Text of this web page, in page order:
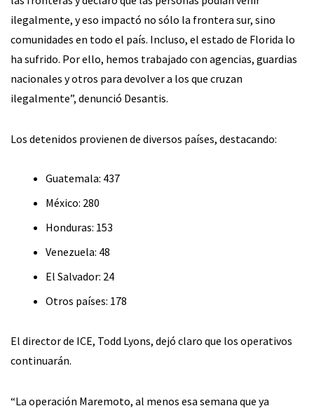
ilegalmente, y eso impactó no sólo la frontera sur, sino
comunidades en todo el país. Incluso, el estado de Florida lo
ha sufrido. Por ello, hemos trabajado con agencias, guardias
nacionales y otros para devolver a los que cruzan
ilegalmente”, denunció Desantis.
Los detenidos provienen de diversos países, destacando:
Guatemala: 437
México: 280
Honduras: 153
Venezuela: 48
El Salvador: 24
Otros países: 178
El director de ICE, Todd Lyons, dejó claro que los operativos
continuarán.
“La operación Maremoto, al menos esa semana que ya